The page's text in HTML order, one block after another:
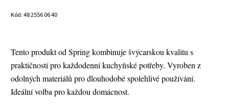
Kód:48 2556 06 40
Tento produkt od Spring kombinuje švýcarskou kvalitu s
praktičností pro každodenní kuchyňské potřeby. Vyroben z
odolných materiálů pro dlouhodobé spolehlivé používání.
Ideální volba pro každou domácnost.